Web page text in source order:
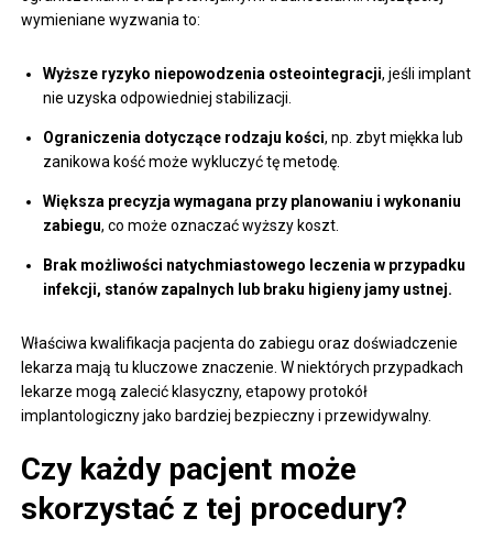
wymieniane wyzwania to:
Wyższe ryzyko niepowodzenia osteointegracji, jeśli implant
nie uzyska odpowiedniej stabilizacji.
Ograniczenia dotyczące rodzaju kości, np. zbyt miękka lub
zanikowa kość może wykluczyć tę metodę.
Większa precyzja wymagana przy planowaniu i wykonaniu
zabiegu, co może oznaczać wyższy koszt.
Brak możliwości natychmiastowego leczenia w przypadku
infekcji, stanów zapalnych lub braku higieny jamy ustnej.
Właściwa kwalifikacja pacjenta do zabiegu oraz doświadczenie
lekarza mają tu kluczowe znaczenie. W niektórych przypadkach
lekarze mogą zalecić klasyczny, etapowy protokół
implantologiczny jako bardziej bezpieczny i przewidywalny.
Czy każdy pacjent może
skorzystać z tej procedury?